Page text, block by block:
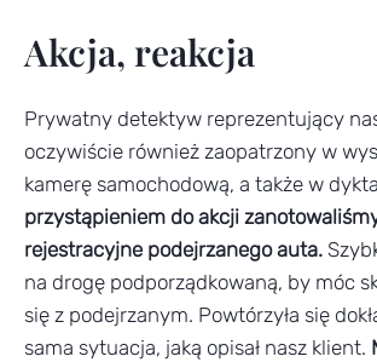
Akcja, reakcja
Prywatny detektyw reprezentujący
oczywiście również zaopatrzony w
kamerę samochodową, a także w
przystąpieniem do akcji
rejestracyjne podejrzanego auta.
na drogę podporządkowaną, by móc
się z podejrzanym. Powtórzyła się
sama sytuacja, jaką opisał nasz klient.